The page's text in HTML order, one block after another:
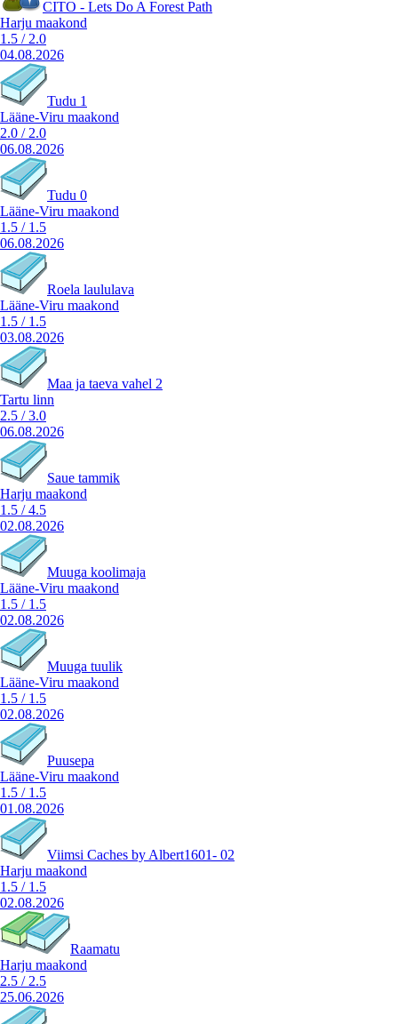
CITO - Lets Do A Forest Path
Harju maakond
1.5 / 2.0
04.08.2026
Tudu 1
Lääne-Viru maakond
2.0 / 2.0
06.08.2026
Tudu 0
Lääne-Viru maakond
1.5 / 1.5
06.08.2026
Roela laululava
Lääne-Viru maakond
1.5 / 1.5
03.08.2026
Maa ja taeva vahel 2
Tartu linn
2.5 /3.0
06.08.2026
Saue tammik
Harju maakond
1.5 /4.5
02.08.2026
Muuga koolimaja
Lääne-Viru maakond
1.5 / 1.5
02.08.2026
Muuga tuulik
Lääne-Viru maakond
1.5 / 1.5
02.08.2026
Puusepa
Lääne-Viru maakond
1.5 / 1.5
01.08.2026
Viimsi Caches by Albert1601- 02
Harju maakond
1.5 / 1.5
02.08.2026
Raamatu
Harju maakond
2.5 / 2.5
25.06.2026